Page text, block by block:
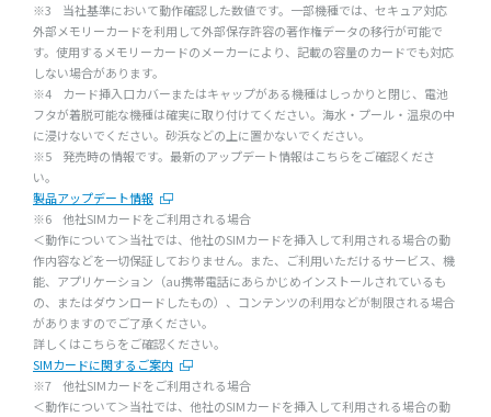
※3
当社基準において動作確認した数値です。一部機種では、セキュア対応
外部メモリーカードを利用して外部保存許容の著作権データの移行が可能で
す。使用するメモリーカードのメーカーにより、記載の容量のカードでも対応
しない場合があります。
※4
カード挿入口カバーまたはキャップがある機種はしっかりと閉じ、電池
フタが着脱可能な機種は確実に取り付けてください。海水・プール・温泉の中
に浸けないでください。砂浜などの上に置かないでください。
※5
発売時の情報です。最新のアップデート情報はこちらをご確認くださ
い。
製品アップデート情報
※6
他社SIMカードをご利用される場合
＜動作について＞当社では、他社のSIMカードを挿入して利用される場合の動
作内容などを一切保証しておりません。また、ご利用いただけるサービス、機
能、アプリケーション（au携帯電話にあらかじめインストールされているも
の、またはダウンロードしたもの）、コンテンツの利用などが制限される場合
がありますのでご了承ください。
詳しくはこちらをご確認ください。
SIMカードに関するご案内
※7
他社SIMカードをご利用される場合
＜動作について＞当社では、他社のSIMカードを挿入して利用される場合の動